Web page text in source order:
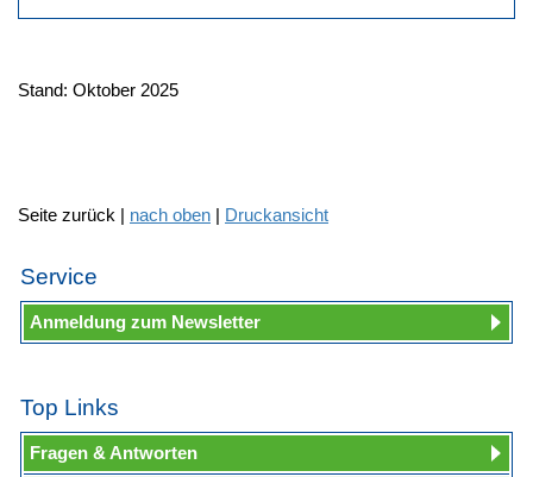
Stand: Oktober 2025
Seite zurück | nach oben | Druckansicht
Service
Anmeldung zum Newsletter
Top Links
Fragen & Antworten